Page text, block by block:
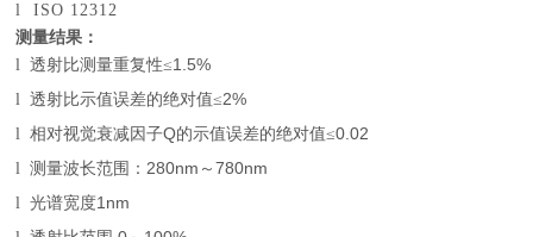
l
ISO 12312
测量结果：
l 透射比测量重复性≤1.5%
l 透射比示值误差的绝对值≤2%
l 相对视觉衰减因子Q的示值误差的绝对值≤0.02
l 测量波长范围：280nm ～780nm
l 光谱宽度1nm